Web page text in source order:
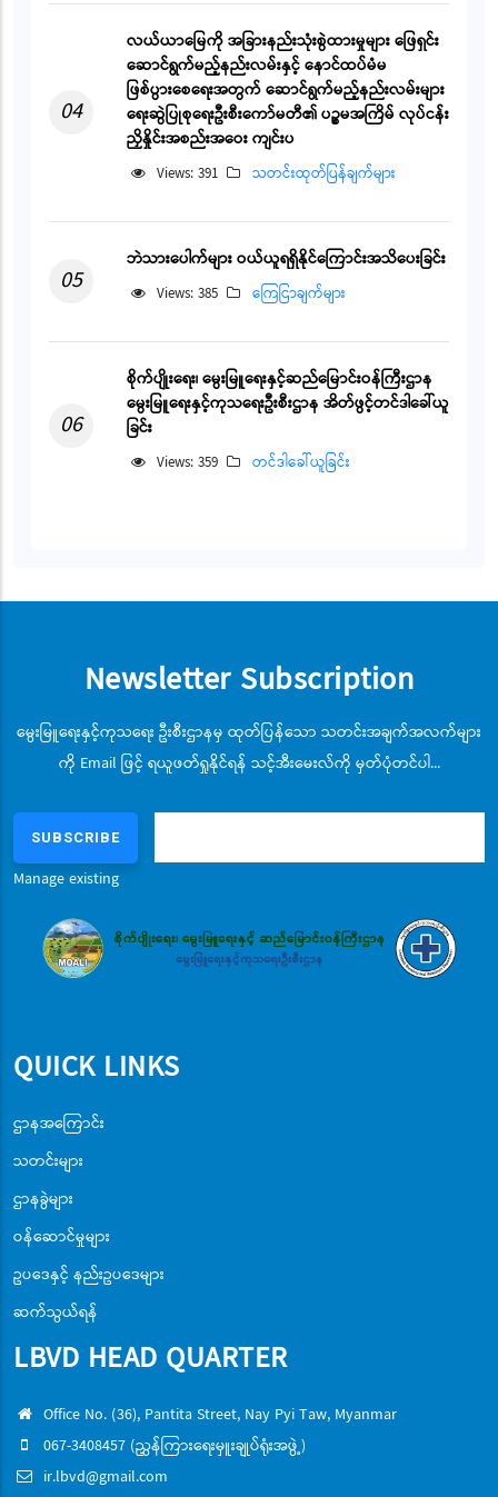
04
လယ်ယာမြေကို အခြားနည်းသုံးစွဲထားမှုများ ဖြေရှင်း
ဆောင်ရွက်မည့်နည်းလမ်းနှင့် နောင်ထပ်မံမ
ဖြစ်ပွားစေရေးအတွက် ဆောင်ရွက်မည့်နည်းလမ်းများ
ရေးဆွဲပြုစုရေးဦးစီးကော်မတီ၏ ပဉ္စမအကြိမ် လုပ်ငန်း
ညှိနှိုင်းအစည်းအဝေး ကျင်းပ
Views: 391 သတင်းထုတ်ပြန်ချက်များ
05
ဘဲသားပေါက်များ ဝယ်ယူရရှိနိုင်ကြောင်းအသိပေးခြင်း
Views: 385 ကြေငြာချက်များ
06
စိုက်ပျိုးရေး၊ မွေးမြူရေးနှင့်ဆည်မြောင်းဝန်ကြီးဌာန
မွေးမြူရေးနှင့်ကုသရေးဦးစီးဌာန အိတ်ဖွင့်တင်ဒါခေါ်ယူ
ခြင်း
Views: 359 တင်ဒါခေါ်ယူခြင်း
Newsletter Subscription
မွေးမြူရေးနှင့်ကုသရေး ဦးစီးဌာနမှ ထုတ်ပြန်သော သတင်းအချက်အလက်များ
ကို Email ဖြင့် ရယူဖတ်ရှုနိုင်ရန် သင့်အီးမေးလ်ကို မှတ်ပုံတင်ပါ...
Manage existing
QUICK LINKS
ဌာနအကြောင်း
သတင်းများ
ဌာနခွဲများ
ဝန်ဆောင်မှုများ
ဥပဒေနှင့် နည်းဥပဒေများ
ဆက်သွယ်ရန်
LBVD HEAD QUARTER
Office No. (36), Pantita Street, Nay Pyi Taw, Myanmar
067-3408457 (ညွှန်ကြားရေးမှူးချုပ်ရုံးအဖွဲ့)
ir.lbvd@gmail.com